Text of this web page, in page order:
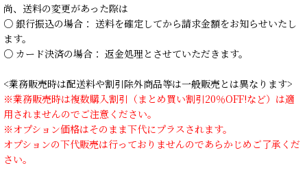
尚、送料の変更があった際は
○ 銀行振込の場合： 送料を確定してから請求金額をお知らせいたし
ます。
○ カード決済の場合： 返金処理とさせていただきます。
<業務販売時は配送料や割引除外商品等は一般販売とは異なります>
※業務販売時は複数購入割引（まとめ買い割引20％OFF!など）は適
用されませんのでご注意ください。
※オプション価格はそのまま下代にプラスされます。
オプションの下代販売は行っておりませんのであらかじめご了承くだ
さい。